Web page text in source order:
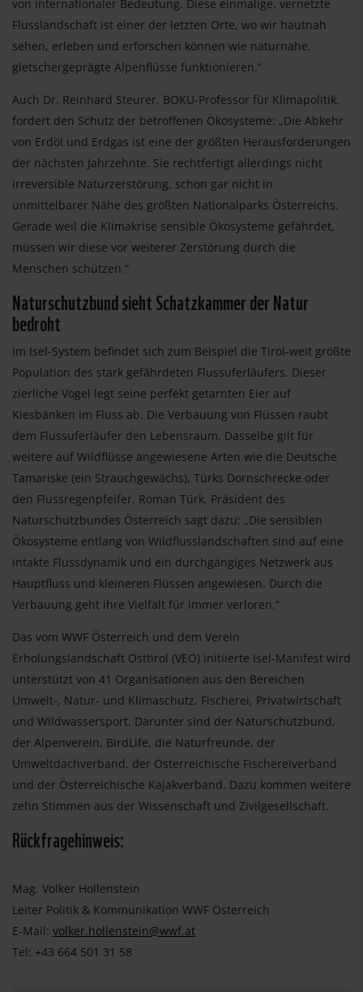
von internationaler Bedeutung. Diese einmalige, vernetzte
Flusslandschaft ist einer der letzten Orte, wo wir hautnah
sehen, erleben und erforschen können wie naturnahe,
gletschergeprägte Alpenflüsse funktionieren.“
Auch Dr. Reinhard Steurer, BOKU-Professor für Klimapolitik,
fordert den Schutz der betroffenen Ökosysteme: „Die Abkehr
von Erdöl und Erdgas ist eine der größten Herausforderungen
der nächsten Jahrzehnte. Sie rechtfertigt allerdings nicht
irreversible Naturzerstörung, schon gar nicht in
unmittelbarer Nähe des größten Nationalparks Österreichs.
Gerade weil die Klimakrise sensible Ökosysteme gefährdet,
müssen wir diese vor weiterer Zerstörung durch die
Menschen schützen.“
Naturschutzbund sieht Schatzkammer der Natur
bedroht
Im Isel-System befindet sich zum Beispiel die Tirol-weit größte
Population des stark gefährdeten Flussuferläufers. Dieser
zierliche Vogel legt seine perfekt getarnten Eier auf
Kiesbänken im Fluss ab. Die Verbauung von Flüssen raubt
dem Flussuferläufer den Lebensraum. Dasselbe gilt für
weitere auf Wildflüsse angewiesene Arten wie die Deutsche
Tamariske (ein Strauchgewächs), Türks Dornschrecke oder
den Flussregenpfeifer. Roman Türk, Präsident des
Naturschutzbundes Österreich sagt dazu: „Die sensiblen
Ökosysteme entlang von Wildflusslandschaften sind auf eine
intakte Flussdynamik und ein durchgängiges Netzwerk aus
Hauptfluss und kleineren Flüssen angewiesen. Durch die
Verbauung geht ihre Vielfalt für immer verloren.“
Das vom WWF Österreich und dem Verein
Erholungslandschaft Osttirol (VEO) initiierte Isel-Manifest wird
unterstützt von 41 Organisationen aus den Bereichen
Umwelt-, Natur- und Klimaschutz, Fischerei, Privatwirtschaft
und Wildwassersport. Darunter sind der Naturschutzbund,
der Alpenverein, BirdLife, die Naturfreunde, der
Umweltdachverband, der Österreichische Fischereiverband
und der Österreichische Kajakverband. Dazu kommen weitere
zehn Stimmen aus der Wissenschaft und Zivilgesellschaft.
Rückfragehinweis:
Mag. Volker Hollenstein
Leiter Politik & Kommunikation WWF Österreich
E-Mail: volker.hollenstein@wwf.at
Tel: +43 664 501 31 58